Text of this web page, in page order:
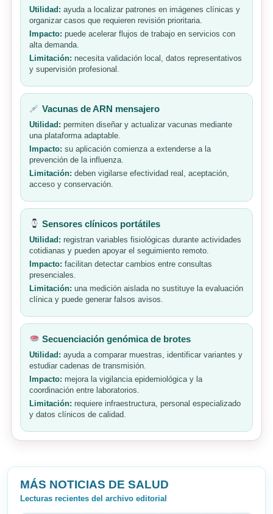
Utilidad: ayuda a localizar patrones en imágenes clínicas y
organizar casos que requieren revisión prioritaria.
Impacto: puede acelerar flujos de trabajo en servicios con
alta demanda.
Limitación: necesita validación local, datos representativos
y supervisión profesional.
Vacunas de ARN mensajero
Utilidad: permiten diseñar y actualizar vacunas mediante
una plataforma adaptable.
Impacto: su aplicación comienza a extenderse a la
prevención de la influenza.
Limitación: deben vigilarse efectividad real, aceptación,
acceso y conservación.
Sensores clínicos portátiles
Utilidad: registran variables fisiológicas durante actividades
cotidianas y pueden apoyar el seguimiento remoto.
Impacto: facilitan detectar cambios entre consultas
presenciales.
Limitación: una medición aislada no sustituye la evaluación
clínica y puede generar falsos avisos.
Secuenciación genómica de brotes
Utilidad: ayuda a comparar muestras, identificar variantes y
estudiar cadenas de transmisión.
Impacto: mejora la vigilancia epidemiológica y la
coordinación entre laboratorios.
Limitación: requiere infraestructura, personal especializado
y datos clínicos de calidad.
MÁS NOTICIAS DE SALUD
Lecturas recientes del archivo editorial